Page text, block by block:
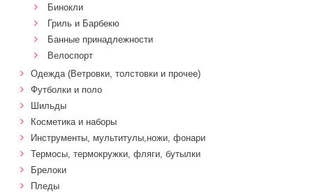
Бинокли
Гриль и Барбекю
Банные принадлежности
Велоспорт
Одежда (Ветровки, толстовки и прочее)
Футболки и поло
Шильды
Косметика и наборы
Инструменты, мультитулы,ножи, фонари
Термосы, термокружки, фляги, бутылки
Брелоки
Пледы